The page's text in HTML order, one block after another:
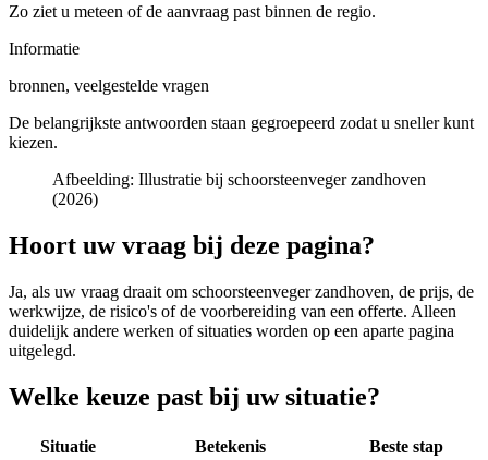
Zo ziet u meteen of de aanvraag past binnen de regio.
Informatie
bronnen, veelgestelde vragen
De belangrijkste antwoorden staan gegroepeerd zodat u sneller kunt
kiezen.
Afbeelding: Illustratie bij schoorsteenveger zandhoven
(2026)
Hoort uw vraag bij deze pagina?
Ja, als uw vraag draait om schoorsteenveger zandhoven, de prijs, de
werkwijze, de risico's of de voorbereiding van een offerte. Alleen
duidelijk andere werken of situaties worden op een aparte pagina
uitgelegd.
Welke keuze past bij uw situatie?
Situatie Betekenis
Beste stap